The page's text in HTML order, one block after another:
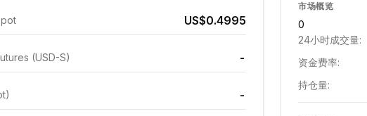
US$0.4995
(USD-S) -
-
市场概览
0
24小时成交量:
资金费率:
持仓量: